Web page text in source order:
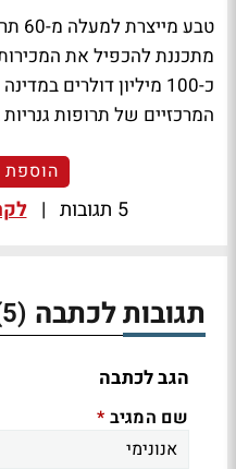
כ-100 מיליון דולרים
המרכזיים של תרופות גנריות
הוספת
5 תגובות |
תגובות לכתבה (5)
הגב לכתבה
שם המגיב *